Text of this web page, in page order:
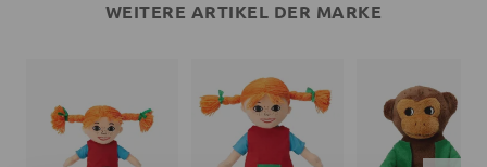
WEITERE ARTIKEL DER MARKE